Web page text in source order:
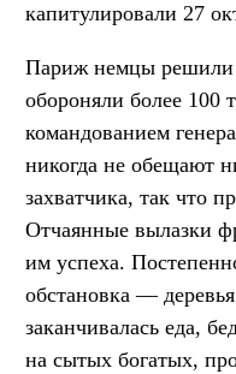
капитулировали 27
Париж немцы решили
обороняли более 100
командованием
никогда не обещают
захватчика, так что
Отчаянные вылазки
им успеха.
обстановка —
заканчивалась еда,
на сытых богатых,